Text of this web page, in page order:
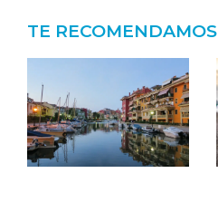
TE RECOMENDAMOS